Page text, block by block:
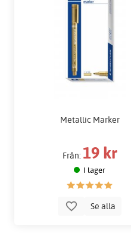
Metallic Marker
Från: 19 kr
I lager
Se alla